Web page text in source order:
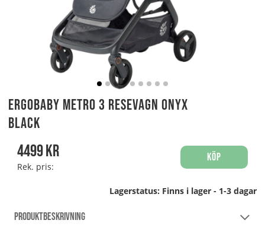
Ergobaby Metro 3 Resevagn Onyx
Black
4499kr
Rek. pris:
Köp
Lagerstatus: Finns i lager - 1-3 dagar
PRODUKTBESKRIVNING